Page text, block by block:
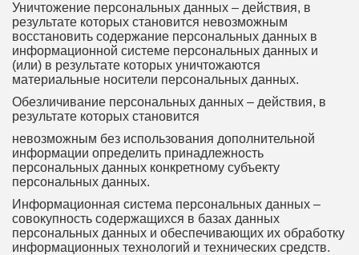
Уничтожение персональных данных – действия, в
результате которых становится невозможным
восстановить содержание персональных данных в
информационной системе персональных данных и
(или) в результате которых уничтожаются
материальные носители персональных данных.
Обезличивание персональных данных – действия, в
результате которых становится
невозможным без использования дополнительной
информации определить принадлежность
персональных данных конкретному субъекту
персональных данных.
Информационная система персональных данных –
совокупность содержащихся в базах данных
персональных данных и обеспечивающих их обработку
информационных технологий и технических средств.